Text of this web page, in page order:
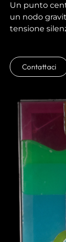
Un punto
un nodo
tensione
Contattaci